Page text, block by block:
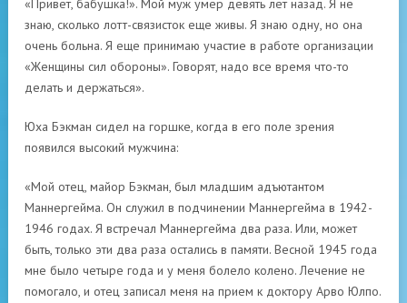
«Привет, бабушка!». Мой муж умер девять лет назад. Я не
знаю, сколько лотт-связисток еще живы. Я знаю одну, но она
очень больна. Я еще принимаю участие в работе организации
«Женщины сил обороны». Говорят, надо все время что-то
делать и держаться».
Юха Бэкман сидел на горшке, когда в его поле зрения
появился высокий мужчина:
«Мой отец, майор Бэкман, был младшим адъютантом
Маннергейма. Он служил в подчинении Маннергейма в 1942-
1946 годах. Я встречал Маннергейма два раза. Или, может
быть, только эти два раза остались в памяти. Весной 1945 года
мне было четыре года и у меня болело колено. Лечение не
помогало, и отец записал меня на прием к доктору Арво Юлпо.